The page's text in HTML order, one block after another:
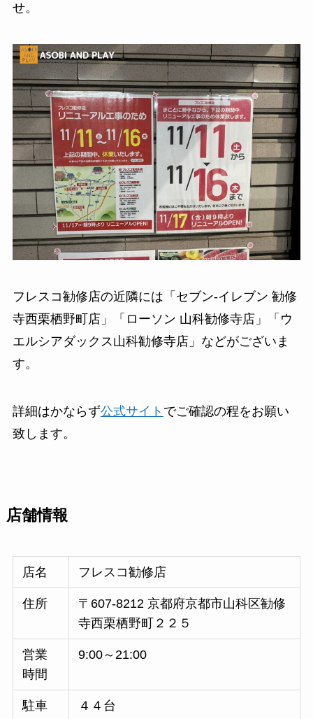
せ。
フレスコ勧修店の近隣には「セブン-イレブン 勧修
寺西栗栖野町店」「ローソン 山科勧修寺店」「ウ
エルシアダックス山科勧修寺店」などがございま
す。
詳細はかならず公式サイト でご確認の程をお願い
致します。
店舗情報
店名 フレスコ勧修店
住所
〒607-8212 京都府京都市山科区勧修
寺西栗栖野町２２５
営業
時間
9:00～21:00
駐車
４４台